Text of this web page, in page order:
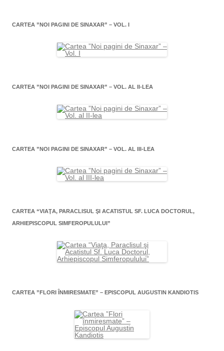
CARTEA ”NOI PAGINI DE SINAXAR” – VOL. I
CARTEA ”NOI PAGINI DE SINAXAR” – VOL. AL II-LEA
CARTEA ”NOI PAGINI DE SINAXAR” – VOL. AL III-LEA
CARTEA “VIAŢA, PARACLISUL ŞI ACATISTUL SF. LUCA DOCTORUL,
ARHIEPISCOPUL SIMFEROPULULUI”
CARTEA ”FLORI ÎNMIRESMATE” – EPISCOPUL AUGUSTIN KANDIOTIS